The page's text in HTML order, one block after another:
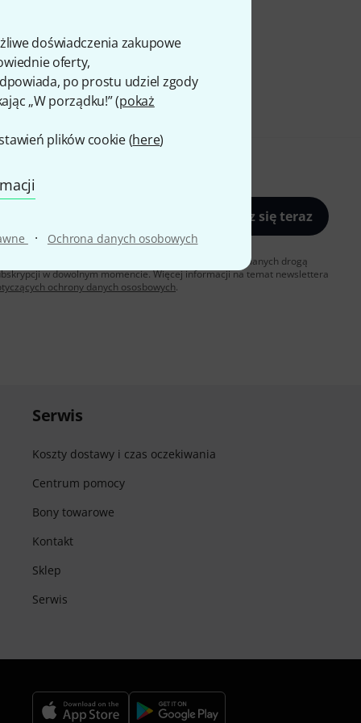
doświadczenia zakupowe
oferty,
po prostu udziel zgody
„W porządku!” (pokaż
plików cookie (here)
· Ochrona danych osobowych
Zapisz się teraz
na otrzymywanie materialów reklamowych przesyłanych drogą
w dowolnym momencie. Więcej informacji na temat newslettera
ochrony danych ososbowych.
Serwis
Koszty dostawy i czas oczekiwania
Centrum pomocy
Bony towarowe
Kontakt
Sklep
Serwis